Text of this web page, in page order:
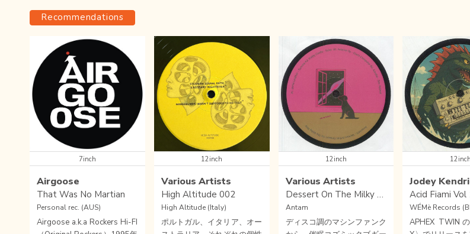
Recommendations
7inch
Airgoose
That Was No Martian
Personal rec. (AUS)
Airgoose a.k.a Rockers Hi-FI
12inch
Various Artists
High Altitude 002
High Altitude (Italy)
ポルトガル、イタリア、オー
12inch
Various Artists
Dessert On The Milky Way
Antam
ディスコ調のマシンファンク
12inch
Jodey
Acid Fiami Vol
WÉMè Records
APHEX TWIN